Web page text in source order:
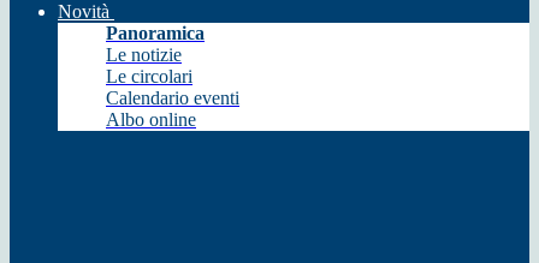
Novità
Panoramica
Le notizie
Le circolari
Calendario eventi
Albo online